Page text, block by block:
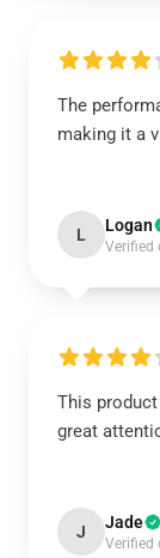
The
making it a
L Logan
Verified
This
great
J Jade
Verified